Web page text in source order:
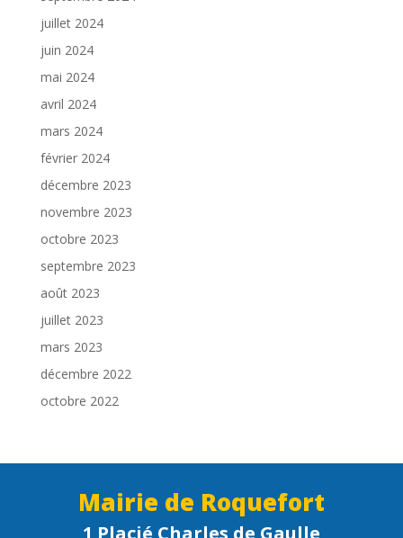
juillet 2024
juin 2024
mai 2024
avril 2024
mars 2024
février 2024
décembre 2023
novembre 2023
octobre 2023
septembre 2023
août 2023
juillet 2023
mars 2023
décembre 2022
octobre 2022
Mairie de Roquefort